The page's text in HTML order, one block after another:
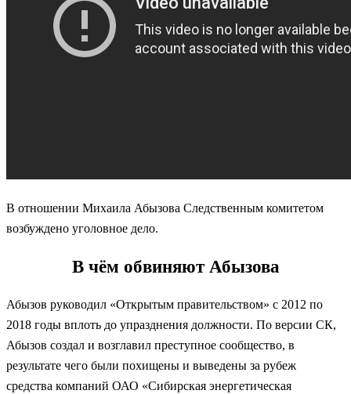
В отношении Михаила Абызова Следственным комитетом
возбуждено уголовное дело.
В чём обвиняют Абызова
Абызов руководил «Открытым правительством» с 2012 по
2018 годы вплоть до упразднения должности. По версии СК,
Абызов создал и возглавил преступное сообщество, в
результате чего были похищены и выведены за рубеж
средства компаний ОАО «Сибирская энергетическая